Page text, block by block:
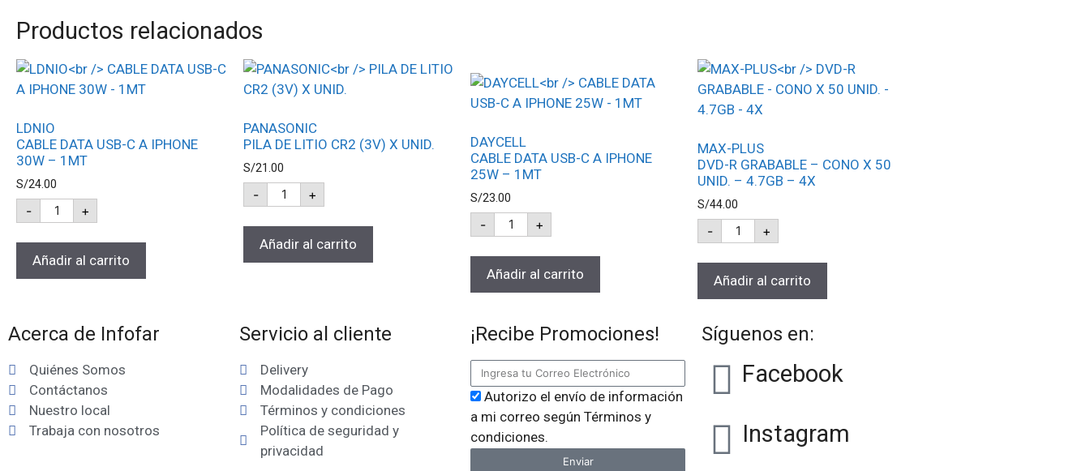
Productos relacionados
LDNIO
CABLE DATA USB-C A IPHONE
30W – 1MT
S/24.00
- +
Añadir al carrito
PANASONIC
PILA DE LITIO CR2 (3V) X UNID.
S/21.00
- +
Añadir al carrito
DAYCELL
CABLE DATA USB-C A IPHONE
25W – 1MT
S/23.00
- +
Añadir al carrito
MAX-PLUS
DVD-R GRABABLE – CONO X 50
UNID. – 4.7GB – 4X
S/44.00
- +
Añadir al carrito
Acerca de Infofar
Quiénes Somos
Contáctanos
Nuestro local
Trabaja con nosotros
Servicio al cliente
Delivery
Modalidades de Pago
Términos y condiciones
Política de seguridad y
privacidad
¡Recibe Promociones!
Autorizo el envío de información
a mi correo según Términos y
condiciones.
Enviar
Síguenos en:
Facebook
Instagram